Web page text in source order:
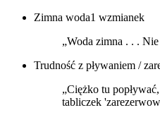
Zimna woda1 wzmianek
„Woda zimna . . .
Trudność z pływaniem /
„Ciężko tu
tabliczek